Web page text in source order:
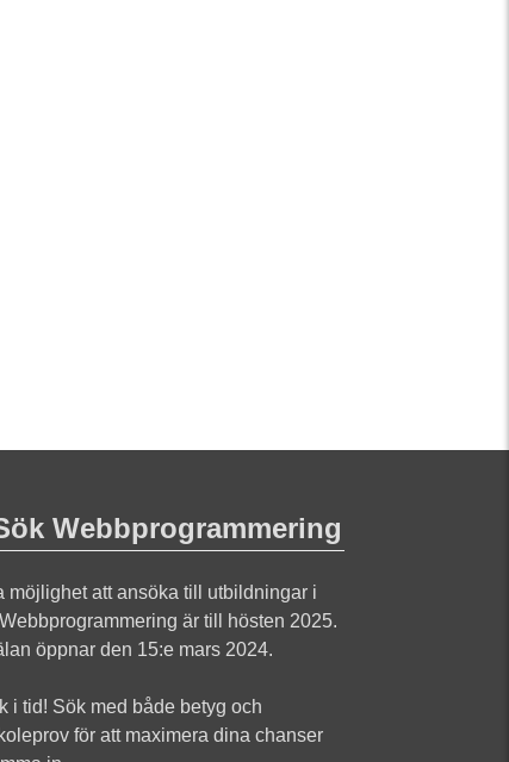
Webbprogrammering
möjlighet att ansöka till utbildningar i
är till hösten 2025.
öppnar den 15:e mars 2024.
i tid! Sök med både betyg och
för att maximera dina chanser